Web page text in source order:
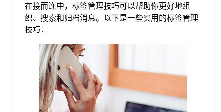
价
在接而连中，标签管理技巧可以帮助你更好地组
织、搜索和归档消息。以下是一些实用的标签管理
技巧：